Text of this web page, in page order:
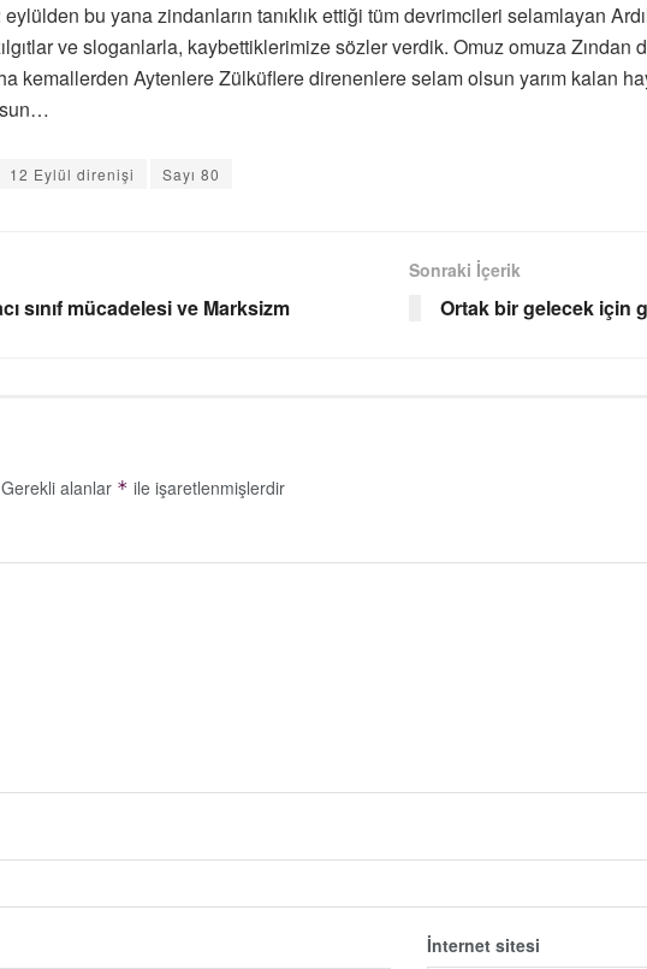
eylülden bu yana zindanların tanıklık ettiği tüm devrimcileri selamlayan
ve sloganlarla, kaybettiklerimize sözler verdik. Omuz omuza Zından
kemallerden Aytenlere Zülküflere direnenlere selam olsun yarım kalan
12 Eylül direnişi Sayı 80
sınıf mücadelesi ve Marksizm
Sonraki İçerik
Ortak bir gelecek için
Gerekli alanlar * ile işaretlenmişlerdir
İnternet sitesi